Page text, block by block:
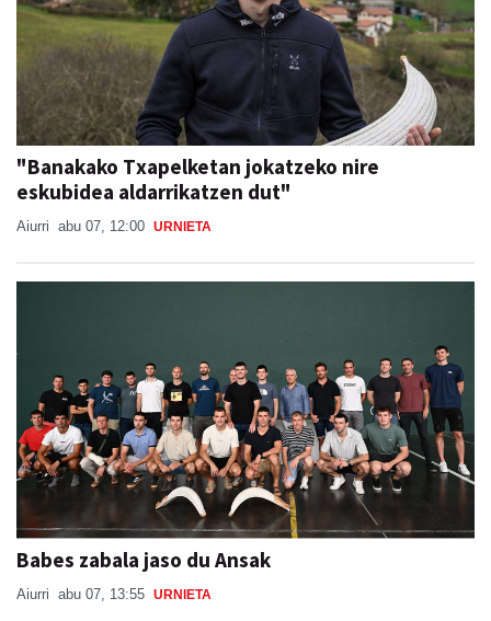
"Banakako Txapelketan jokatzeko nire
eskubidea aldarrikatzen dut"
Aiurri abu 07, 12:00 URNIETA
Babes zabala jaso du Ansak
Aiurri abu 07, 13:55 URNIETA